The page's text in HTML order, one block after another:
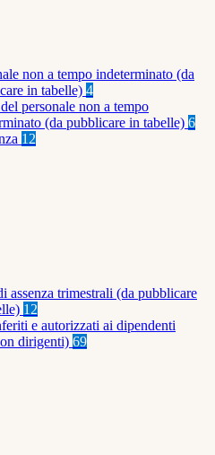
non a tempo indeterminato (da
in tabelle) 4
personale non a tempo
(da pubblicare in tabelle) 6
12
assenza trimestrali (da pubblicare
12
e autorizzati ai dipendenti
dirigenti) 69